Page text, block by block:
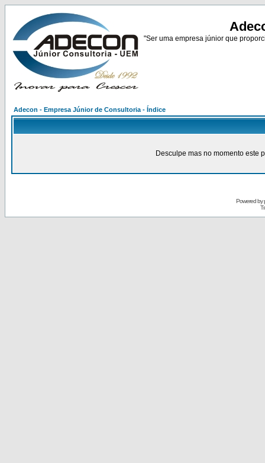
"Ser uma empresa júnior que
Adecon - Empresa Júnior de Consultoria - Índice
Desculpe mas no momento este
Powered by